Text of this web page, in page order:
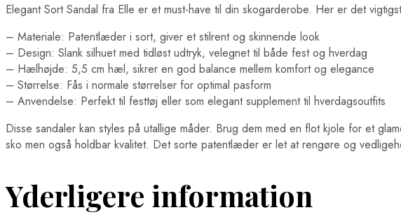
Elegant Sort Sandal fra Elle er et must-have til din skogarderobe. Her er det
– Materiale: Patentlæder i sort, giver et stilrent og skinnende look
– Design: Slank silhuet med tidløst udtryk, velegnet til både fest og hverdag
– Hælhøjde: 5,5 cm hæl, sikrer en god balance mellem komfort og elegance
– Størrelse: Fås i normale størrelser for optimal pasform
– Anvendelse: Perfekt til festtøj eller som elegant supplement til hverdagsoutfits
Disse sandaler kan styles på utallige måder. Brug dem med en flot kjole for et
sko men også holdbar kvalitet. Det sorte patentlæder er let at rengøre og
Yderligere information